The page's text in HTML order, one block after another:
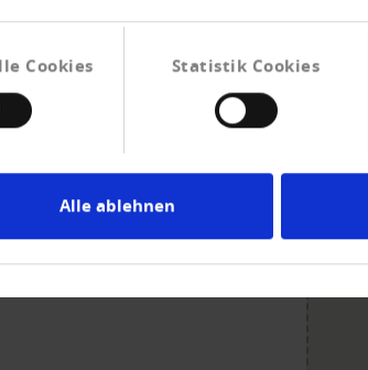
Cookies Statistik Cookies
Alle ablehnen
Unterlagen
...) per Upload.